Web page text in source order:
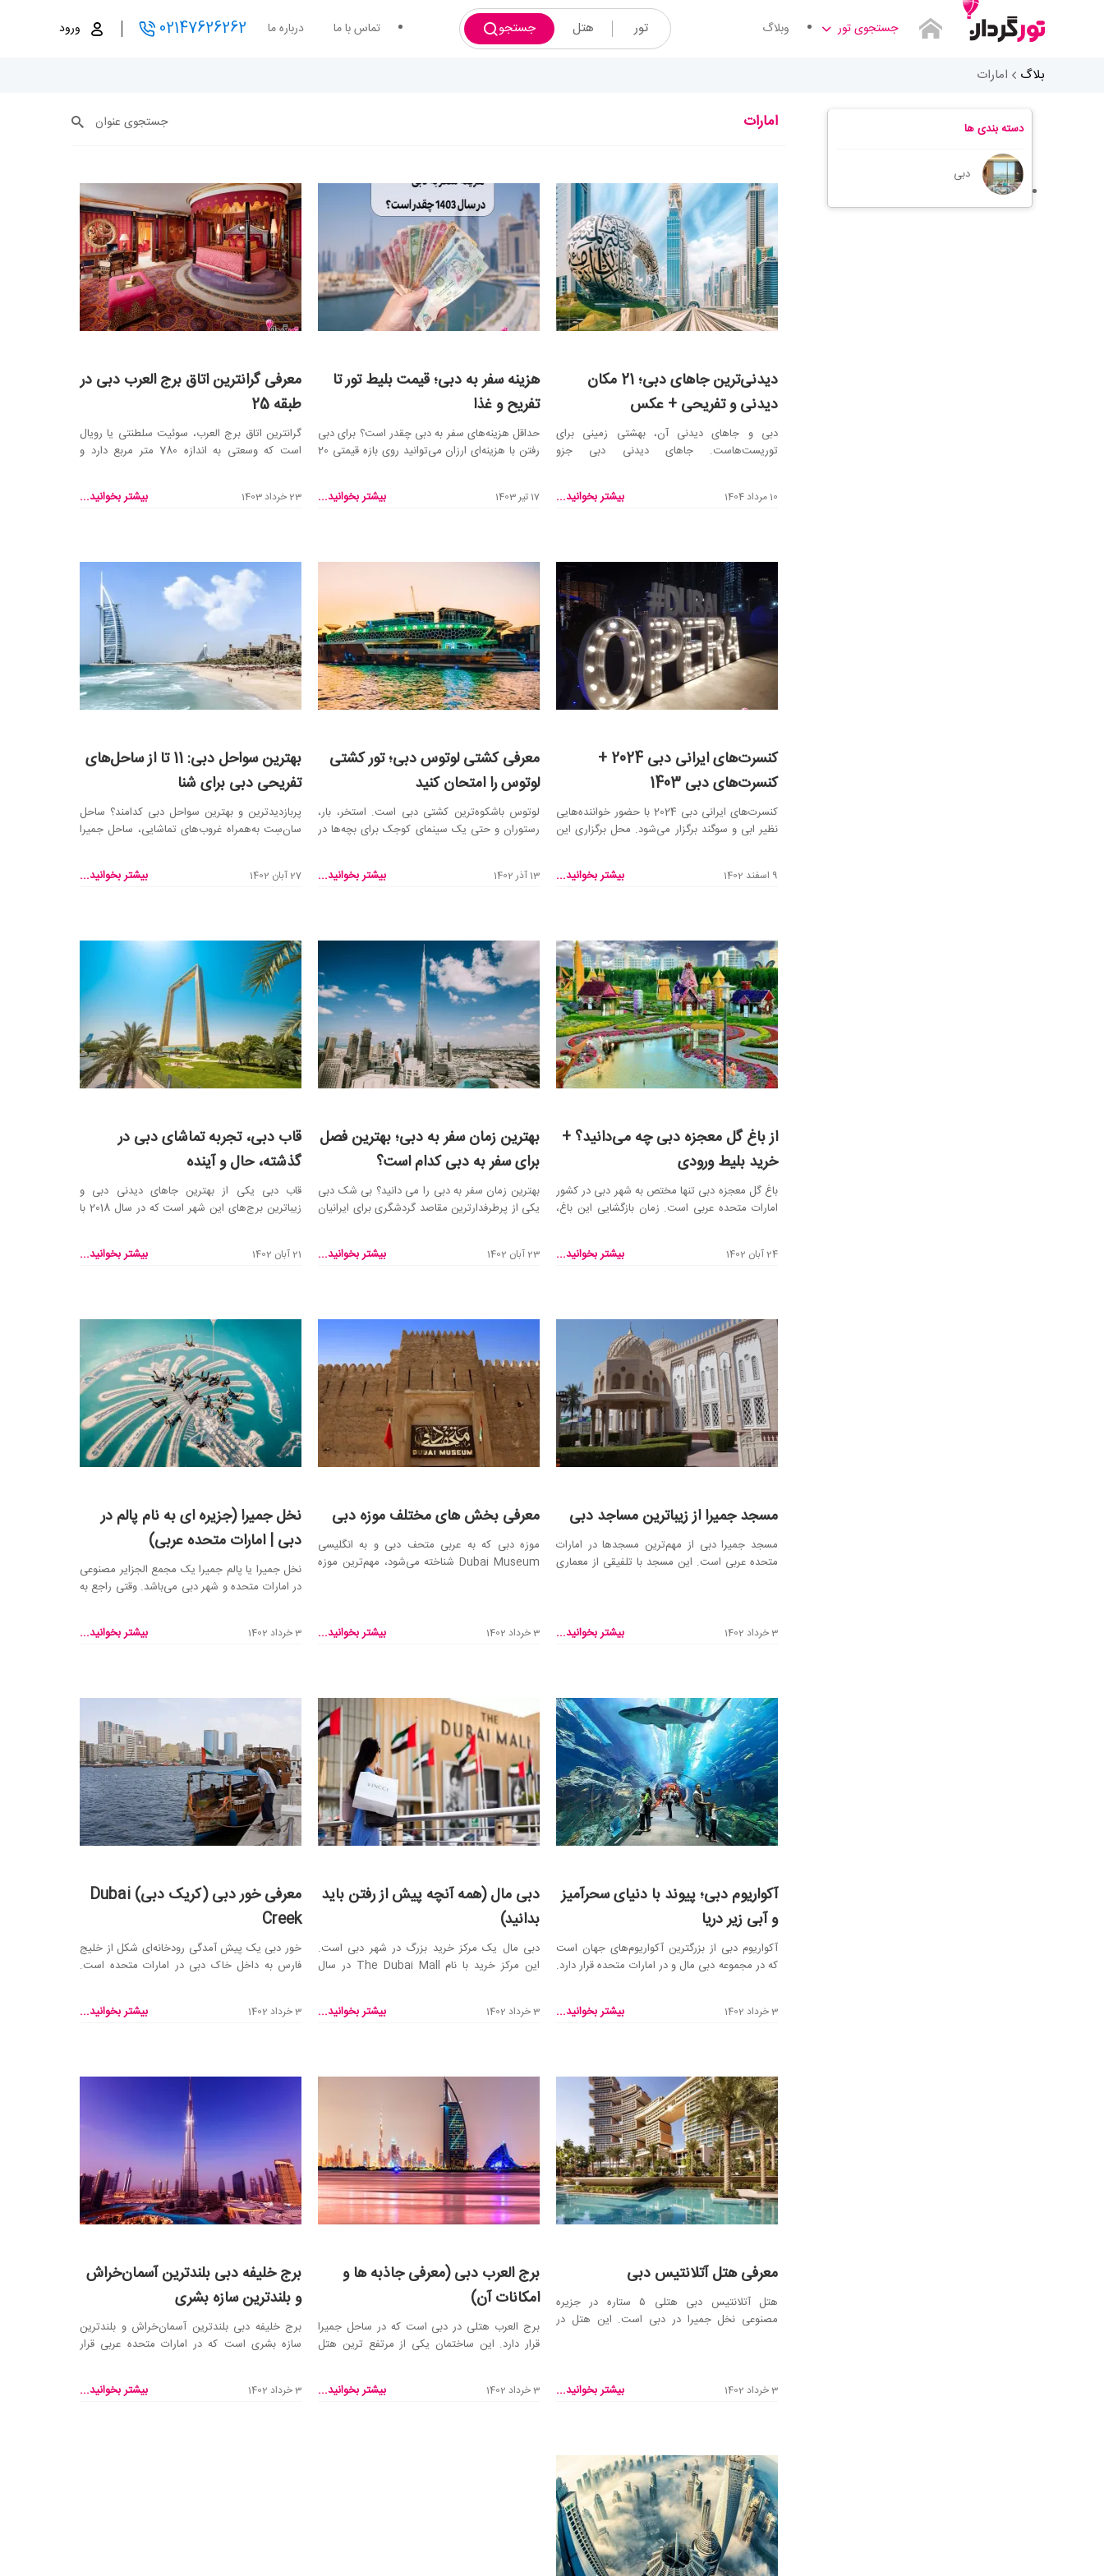
جستجوی تور وبلاگ تور هتل جستجو تماس با ما درباره ما 02147626262 ورود
بلاگ امارات
دسته بندی ها
دبی
امارات جستجوی عنوان
دیدنی‌ترین جاهای دبی؛ 21 مکان
دیدنی و تفریحی + عکس
دبی و جاهای دیدنی آن، بهشتی زمینی برای
توریست‌هاست. جاهای دیدنی دبی جزو
10 مرداد 1404 بیشتر بخوانید...
هزینه سفر به دبی؛ قیمت بلیط تور تا
تفریح و غذا
حداقل هزینه‌های سفر به دبی چقدر است؟ برای دبی
رفتن با هزینه‌ای ارزان می‌توانید روی بازه قیمتی 20
17 تیر 1403 بیشتر بخوانید...
معرفی گرانترین اتاق برج العرب دبی در
طبقه 25
گرانترین اتاق برج العرب، سوئیت سلطنتی یا رویال
است که وسعتی به اندازه 780 متر مربع دارد و
23 خرداد 1403 بیشتر بخوانید...
کنسرت‌های ایرانی دبی 2024 +
کنسرت‌های دبی 1403
کنسرت‌‌های ایرانی دبی 2024 با حضور خواننده‌هایی
نظیر ابی و سوگند برگزار می‌شود. محل برگزاری این
9 اسفند 1402 بیشتر بخوانید...
معرفی کشتی لوتوس دبی؛ تور کشتی
لوتوس را امتحان کنید
لوتوس باشکوه‌ترین کشتی دبی است. استخر، بار،
رستوران و حتی یک سینمای کوجک برای بچه‌ها در
13 آذر 1402 بیشتر بخوانید...
بهترین سواحل دبی: 11 تا از ساحل‌های
تفریحی دبی برای شنا
پربازدیدترین و بهترین سواحل دبی کدامند؟ ساحل
سان‌سِت به‌همراه غروب‌های تماشایی، ساحل جمیرا
27 آبان 1402 بیشتر بخوانید...
از باغ گل معجزه دبی چه می‌دانید؟ +
خرید بلیط ورودی
باغ گل معجزه دبی تنها مختص به شهر دبی در کشور
امارات متحده عربی است. زمان بازگشایی این باغ،
24 آبان 1402 بیشتر بخوانید...
بهترین زمان سفر به دبی؛ بهترین فصل
برای سفر به دبی کدام است؟
بهترین زمان سفر به دبی را می دانید؟ بی شک دبی
یکی از پرطرفدارترین مقاصد گردشگری برای ایرانیان
23 آبان 1402 بیشتر بخوانید...
قاب دبی، تجربه تماشای دبی در
گذشته، حال و آینده
قاب دبی یکی از بهترین جاهای دیدنی دبی و
زیباترین برج‌های این شهر است که در سال 2018 با
21 آبان 1402 بیشتر بخوانید...
مسجد جمیرا از زیباترین مساجد دبی
مسجد جمیرا دبی از مهم‌ترین مسجد‌ها در امارات
متحده عربی است. این مسجد با تلفیقی از معماری
3 خرداد 1402 بیشتر بخوانید...
معرفی بخش های مختلف موزه دبی
موزه دبی که به عربی متحف دبی و به انگلیسی
Dubai Museum شناخته می‌شود، مهم‌ترین موزه
3 خرداد 1402 بیشتر بخوانید...
نخل جمیرا (جزیره ای به نام پالم در
دبی | امارات متحده عربی)
نخل جمیرا یا پالم جمیرا یک مجمع الجزایر مصنوعی
در امارات متحده و شهر دبی می‌باشد. وقتی راجع به
3 خرداد 1402 بیشتر بخوانید...
آکواریوم دبی؛ پیوند با دنیای سحرآمیز
و آبی زیر دریا
آکواریوم دبی از بزرگترین آکواریوم‌های جهان است
که در مجموعه دبی مال و در امارات متحده قرار دارد.
3 خرداد 1402 بیشتر بخوانید...
دبی مال (همه آنچه پیش از رفتن باید
بدانید)
دبی مال یک مرکز خرید بزرگ در شهر دبی است.
این مرکز خرید با نام The Dubai Mall در سال
3 خرداد 1402 بیشتر بخوانید...
معرفی خور دبی (کریک دبی) Dubai
Creek
خور دبی یک پیش آمدگی رودخانه‌ای شکل از خلیج
فارس به داخل خاک دبی در امارات متحده است.
3 خرداد 1402 بیشتر بخوانید...
معرفی هتل آتلانتیس دبی
هتل آتلانتیس دبی هتلی ۵ ستاره در جزیره
مصنوعی نخل جمیرا در دبی است. این هتل در
3 خرداد 1402 بیشتر بخوانید...
برج العرب دبی (معرفی جاذبه ها و
امکانات آن)
برج العرب هتلی در دبی است که در ساحل جمیرا
قرار دارد. این ساختمان یکی از مرتفع ترین هتل
3 خرداد 1402 بیشتر بخوانید...
برج خلیفه دبی بلندترین آسمان‌خراش
و بلندترین سازه بشری
برج خلیفه دبی بلندترین آسمان‌خراش و بلندترین
سازه بشری است که در امارات متحده عربی قرار
3 خرداد 1402 بیشتر بخوانید...